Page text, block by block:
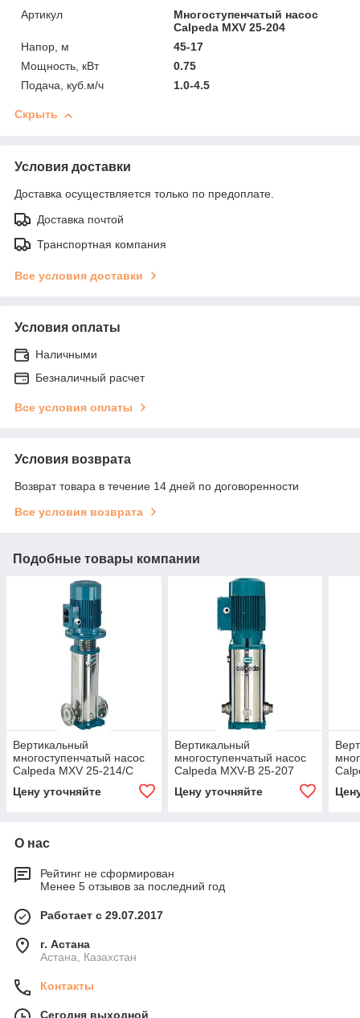
Артикул
Многоступенчатый насос
Calpeda MXV 25-204
Напор, м
45-17
Мощность, кВт
0.75
Подача, куб.м/ч
1.0-4.5
Скрыть
Условия доставки
Доставка осуществляется только по предоплате.
Доставка почтой
Транспортная компания
Все условия доставки
Условия оплаты
Наличными
Безналичный расчет
Все условия оплаты
Условия возврата
Возврат товара в течение 14 дней по договоренности
Все условия возврата
Подобные товары компании
Вертикальный
многоступенчатый насос
Calpeda MXV 25-214/C
Цену уточняйте
Вертикальный
многоступенчатый насос
Calpeda MXV-B 25-207
Цену уточняйте
О нас
Рейтинг не сформирован
Менее 5 отзывов за последний год
Работает с 29.07.2017
г. Астана
Астана, Казахстан
Контакты
Сегодня выходной